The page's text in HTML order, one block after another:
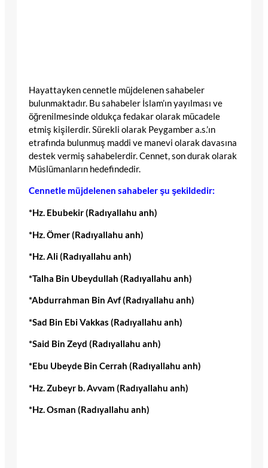
Hayattayken cennetle müjdelenen sahabeler
bulunmaktadır. Bu sahabeler İslam’ın yayılması ve
öğrenilmesinde oldukça fedakar olarak mücadele
etmiş kişilerdir. Sürekli olarak Peygamber a.s.’ın
etrafında bulunmuş maddi ve manevi olarak davasına
destek vermiş sahabelerdir. Cennet, son durak olarak
Müslümanların hedefindedir.
Cennetle müjdelenen sahabeler şu şekildedir:
*Hz. Ebubekir (Radıyallahu anh)
*Hz. Ömer (Radıyallahu anh)
*Hz. Ali (Radıyallahu anh)
*Talha Bin Ubeydullah (Radıyallahu anh)
*Abdurrahman Bin Avf (Radıyallahu anh)
*Sad Bin Ebi Vakkas (Radıyallahu anh)
*Said Bin Zeyd (Radıyallahu anh)
*Ebu Ubeyde Bin Cerrah (Radıyallahu anh)
*Hz. Zubeyr b. Avvam (Radıyallahu anh)
*Hz. Osman (Radıyallahu anh)